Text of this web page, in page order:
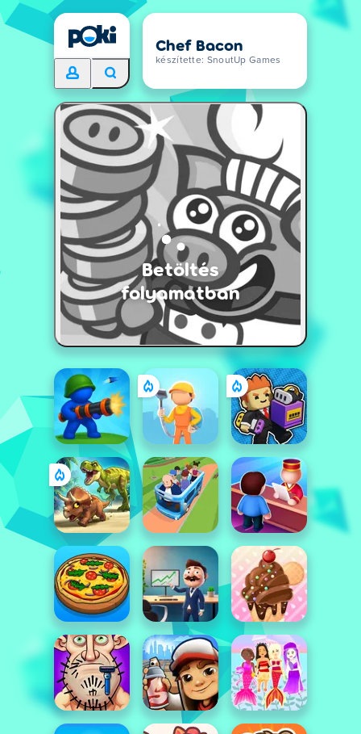
Chef Bacon
készítette: SnoutUp Games
Betöltés
folyamatban